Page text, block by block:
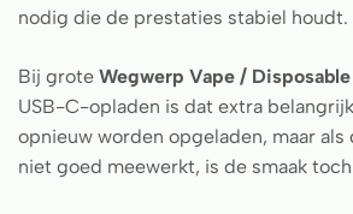
nodig die de prestaties stabiel houdt.
Bij grote Wegwerp Vape / Disposable
USB-C-opladen is dat extra
opnieuw worden opgeladen, maar
niet goed meewerkt, is de smaak